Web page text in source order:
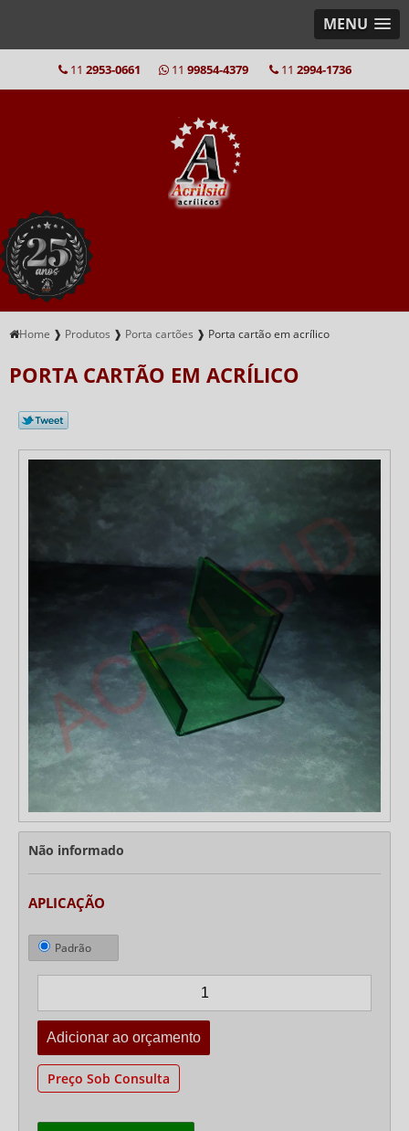
MENU
11 2953-0661 11 99854-4379 11 2994-1736
Home ❱ Produtos ❱ Porta cartões ❱ Porta cartão em acrílico
PORTA CARTÃO EM ACRÍLICO
Não informado
APLICAÇÃO
Padrão
Preço Sob Consulta